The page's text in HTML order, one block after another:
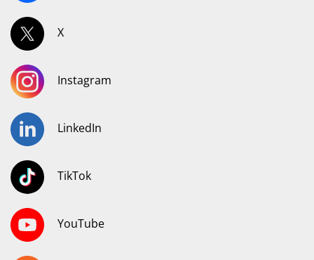
X
Instagram
LinkedIn
TikTok
YouTube